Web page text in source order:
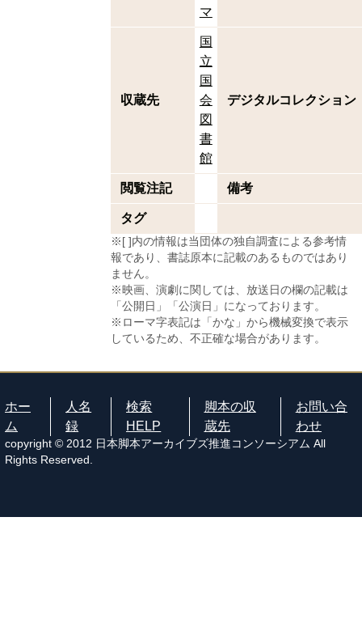
マ
収蔵先
国
立
国
会
図
書
館
デジタルコレクション
閲覧注記 備考
タグ
※[ ]内の情報は当団体の独自調査による参考情
報であり、書誌原本に記載のあるものではあり
ません。
※映画、演劇に関しては、放送日の欄の記載は
「公開日」「公演日」になっております。
※ローマ字表記は「かな」から機械変換で表示
しているため、不正確な場合があります。
ホー
ム
人名
録
検索
HELP
脚本の収
蔵先
お問い合
わせ
copyright © 2012 日本脚本アーカイブズ推進コンソーシアム All
Rights Reserved.